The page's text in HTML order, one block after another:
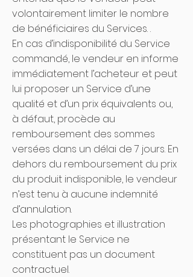
volontairement limiter le nombre
de bénéficiaires du Services. .
En cas d’indisponibilité du Service
commandé, le vendeur en informe
immédiatement l’acheteur et peut
lui proposer un Service d’une
qualité et d’un prix équivalents ou,
à défaut, procède au
remboursement des sommes
versées dans un délai de 7 jours. En
dehors du remboursement du prix
du produit indisponible, le vendeur
n’est tenu à aucune indemnité
d’annulation.
Les photographies et illustration
présentant le Service ne
constituent pas un document
contractuel.